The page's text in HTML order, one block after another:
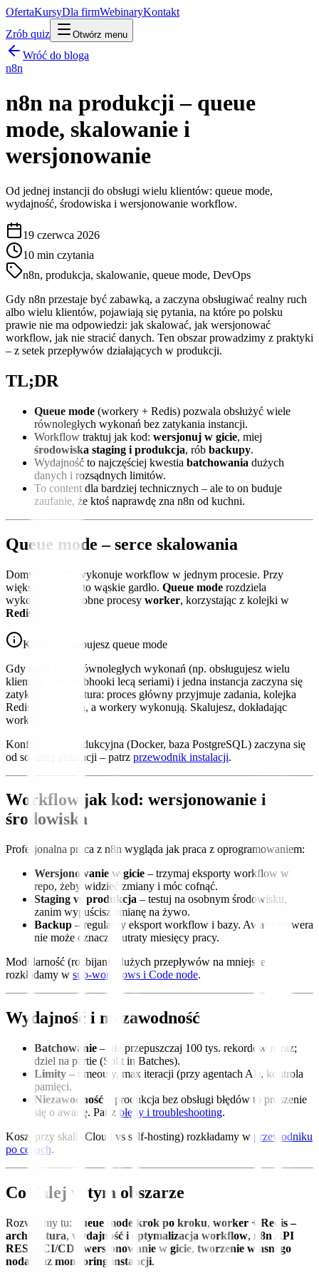
OfertaKursyDla firmWebinaryKontakt
Zrób quiz
Otwórz menu
Wróć do bloga
n8n
n8n na produkcji – queue
mode, skalowanie i
wersjonowanie
Od jednej instancji do obsługi wielu klientów: queue mode,
wydajność, środowiska i wersjonowanie workflow.
19 czerwca 2026
10 min czytania
n8n, produkcja, skalowanie, queue mode, DevOps
Gdy n8n przestaje być zabawką, a zaczyna obsługiwać realny ruch
albo wielu klientów, pojawiają się pytania, na które po polsku
prawie nie ma odpowiedzi: jak skalować, jak wersjonować
workflow, jak nie stracić danych. Ten obszar prowadzimy z praktyki
– z setek przepływów działających w produkcji.
TL;DR
Queue mode (workery + Redis) pozwala obsłużyć wiele
równoległych wykonań bez zatykania instancji.
Workflow traktuj jak kod: wersjonuj w gicie, miej
środowiska staging i produkcja, rób backupy.
Wydajność to najczęściej kwestia batchowania dużych
danych i rozsądnych limitów.
To content dla bardziej technicznych – ale to on buduje
zaufanie, że ktoś naprawdę zna n8n od kuchni.
Queue mode – serce skalowania
Domyślnie n8n wykonuje workflow w jednym procesie. Przy
większym ruchu to wąskie gardło. Queue mode rozdziela
wykonania na osobne procesy worker, korzystając z kolejki w
Redis
Kiedy potrzebujesz queue mode
Gdy masz dużo równoległych wykonań (np. obsługujesz wielu
klientów albo webhooki lecą seriami) i jedna instancja zaczyna się
zatykać. Architektura: proces główny przyjmuje zadania, kolejka
Redis je rozdziela, a workery wykonują. Skalujesz, dokładając
workery.
Konfiguracja produkcyjna (Docker, baza PostgreSQL) zaczyna się
od solidnej instalacji – patrz przewodnik instalacji.
Workflow jak kod: wersjonowanie i
środowiska
Profesjonalna praca z n8n wygląda jak praca z oprogramowaniem:
Wersjonowanie w gicie – trzymaj eksporty workflow w
repo, żeby widzieć zmiany i móc cofnąć.
Staging vs produkcja – testuj na osobnym środowisku,
zanim wypuścisz zmianę na żywo.
Backup – regularny eksport workflow i bazy. Awaria serwera
nie może oznaczać utraty miesięcy pracy.
Modularność (rozbijanie dużych przepływów na mniejsze)
rozkładamy w sub-workflows i Code node.
Wydajność i niezawodność
Batchowanie – nie przepuszczaj 100 tys. rekordów naraz;
dziel na partie (Split in Batches).
Limity – timeouty, max iteracji (przy agentach AI), kontrola
pamięci.
Niezawodność – produkcja bez obsługi błędów to proszenie
się o awarię. Patrz błędy i troubleshooting.
Koszt przy skali (Cloud vs self-hosting) rozkładamy w przewodniku
po cenach.
Co dalej w tym obszarze
Rozwijamy tu: queue mode krok po kroku, worker + Redis –
architektura, wydajność i optymalizacja workflow, n8n API
REST
CI/CD i wersjonowanie w gicie, tworzenie własnego
noda
oraz monitoring instancji.